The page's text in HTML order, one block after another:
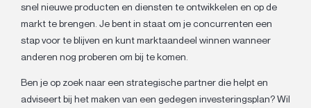
snel nieuwe producten en diensten te ontwikkelen en op de
markt te brengen. Je bent in staat om je concurrenten een
stap voor te blijven en kunt marktaandeel winnen wanneer
anderen nog proberen om bij te komen.
Ben je op zoek naar een strategische partner die helpt en
adviseert bij het maken van een gedegen investeringsplan? Wil